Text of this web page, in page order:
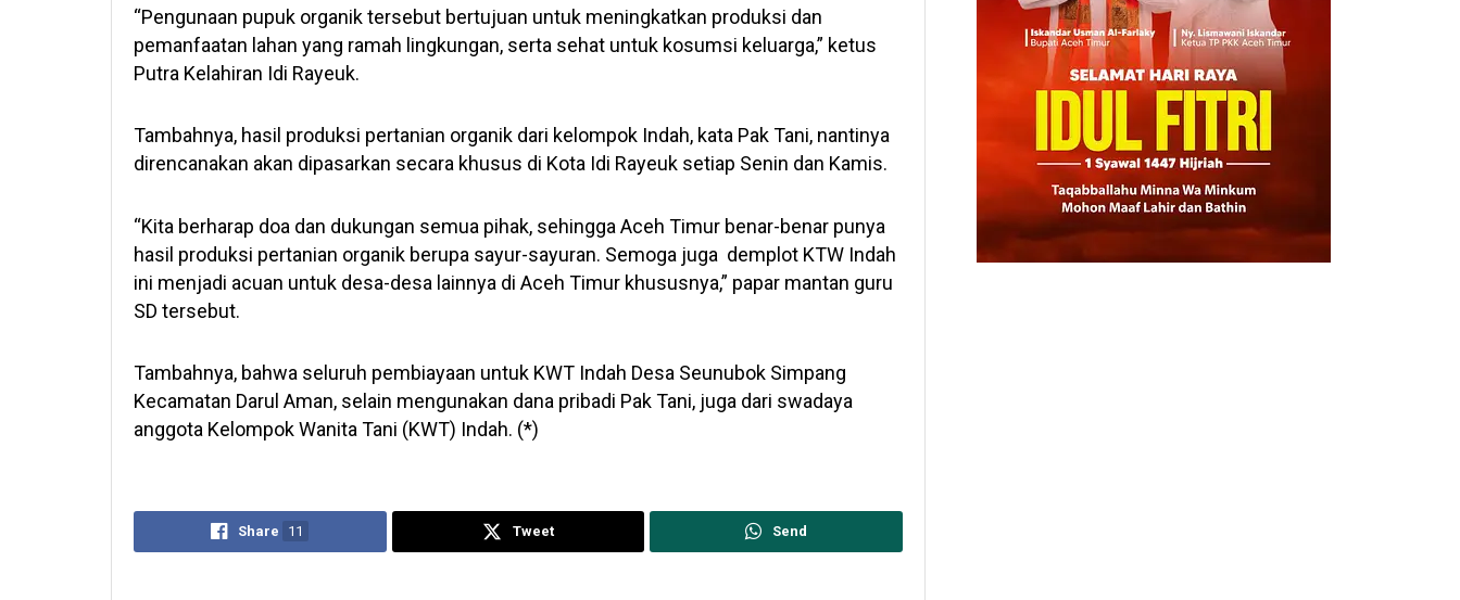
“Pengunaan pupuk organik tersebut bertujuan untuk meningkatkan produksi dan
pemanfaatan lahan yang ramah lingkungan, serta sehat untuk kosumsi keluarga,” ketus
Putra Kelahiran Idi Rayeuk.
Tambahnya, hasil produksi pertanian organik dari kelompok Indah, kata Pak Tani, nantinya
direncanakan akan dipasarkan secara khusus di Kota Idi Rayeuk setiap Senin dan Kamis.
“Kita berharap doa dan dukungan semua pihak, sehingga Aceh Timur benar-benar punya
hasil produksi pertanian organik berupa sayur-sayuran. Semoga juga demplot KTW Indah
ini menjadi acuan untuk desa-desa lainnya di Aceh Timur khususnya,” papar mantan guru
SD tersebut.
Tambahnya, bahwa seluruh pembiayaan untuk KWT Indah Desa Seunubok Simpang
Kecamatan Darul Aman, selain mengunakan dana pribadi Pak Tani, juga dari swadaya
anggota Kelompok Wanita Tani (KWT) Indah. (*)
Share 11 Tweet Send